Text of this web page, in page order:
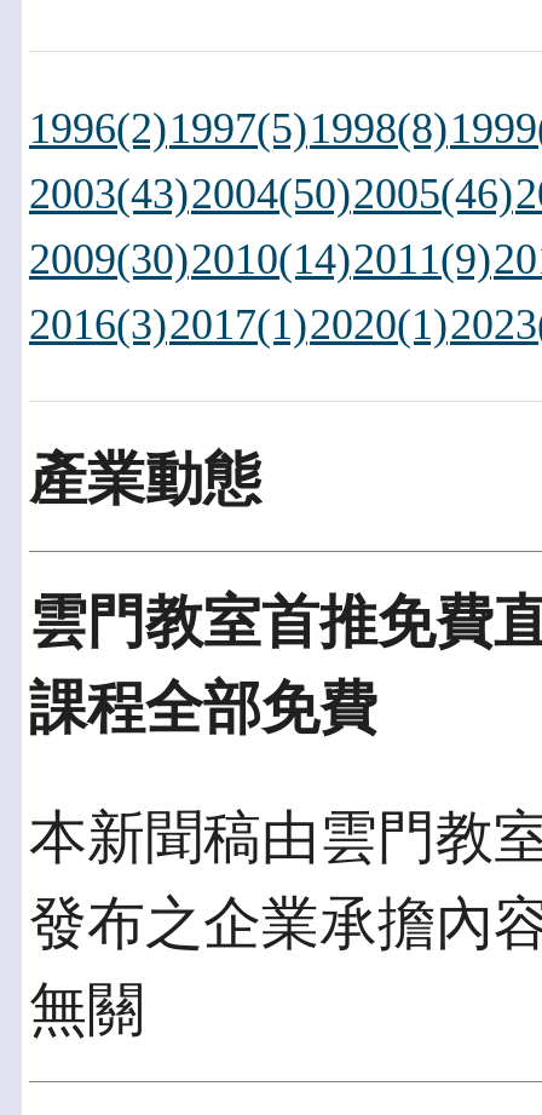
1996(2)1997(5)1998(8)
2003(43)2004(50)2005(46)
2009(30)2010(14)2011(9)
2016(3)2017(1)2020(1)
產業動態
雲門教室首推免費
課程全部免費
本新聞稿由雲門教
發布之企業承擔內
無關